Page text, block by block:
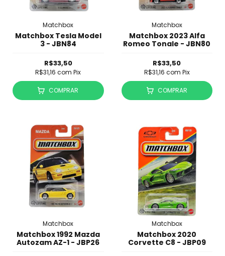
Matchbox
Matchbox Tesla Model
3 - JBN84
R$33,50
R$31,16com Pix
COMPRAR
Matchbox
Matchbox 2023 Alfa
Romeo Tonale - JBN80
R$33,50
R$31,16 com Pix
COMPRAR
Matchbox
Matchbox 1992 Mazda
Autozam AZ-1 - JBP26
Matchbox
Matchbox 2020
Corvette C8 - JBP09